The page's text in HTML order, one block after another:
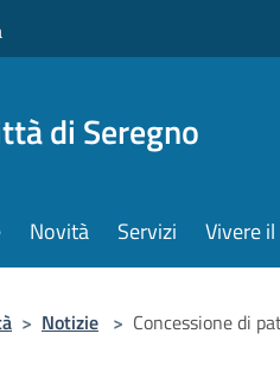
di Seregno
Novità Servizi Vivere
> Notizie > Concessione di